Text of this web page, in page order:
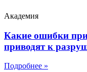
Академия
Какие ошибки
приводят к
Подробнее »